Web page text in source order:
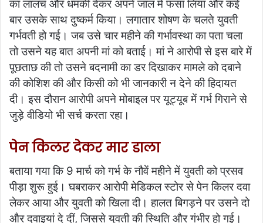
का लालच और धमकी देकर अपने जाल में फंसा लिया और कई
बार उसके साथ दुष्कर्म किया। लगातार शोषण के चलते युवती
गर्भवती हो गई। जब उसे चार महीने की गर्भावस्था का पता चला
तो उसने यह बात अपनी मां को बताई। मां ने आरोपी से इस बारे में
पूछताछ की तो उसने बदनामी का डर दिखाकर मामले को दबाने
की कोशिश की और किसी को भी जानकारी न देने की हिदायत
दी। इस दौरान आरोपी अपने मोबाइल पर यूट्यूब में गर्भ गिराने से
जुड़े वीडियो भी सर्च करता रहा।
पेन किलर देकर मार डाला
बताया गया कि 9 मार्च को गर्भ के नौवें महीने में युवती को प्रसव
पीड़ा शुरू हुई। घबराकर आरोपी मेडिकल स्टोर से पेन किलर दवा
लेकर आया और युवती को खिला दी। हालत बिगड़ने पर उसने दो
और दवाइयां दे दीं, जिससे युवती की स्थिति और गंभीर हो गई।